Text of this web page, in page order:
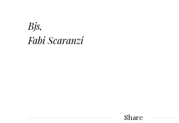
Bjs,
Fabi Scaranzi
Share